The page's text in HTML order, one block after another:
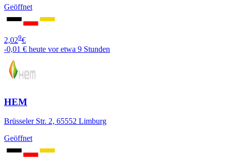
Geöffnet
2,029€
-0,01 € heute vor etwa 9 Stunden
HEM
Brüsseler Str. 2, 65552 Limburg
Geöffnet